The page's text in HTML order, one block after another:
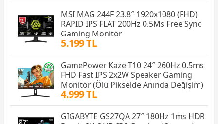
MSI MAG 244F 23.8″ 1920x1080 (FHD)
RAPID IPS FLAT 200Hz 0.5Ms Free Sync
Gaming Monitör
5.199 TL
GamePower Kaze T10 24″ 260Hz 0.5ms
FHD Fast IPS 2x2W Speaker Gaming
Monitör (Ölü Pikselde Anında Değişim)
4.999 TL
GIGABYTE GS27QA 27″ 180Hz 1ms HDR